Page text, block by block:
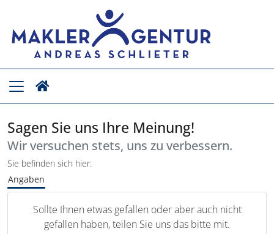
Sagen Sie uns Ihre Meinung!
Wir versuchen stets, uns zu verbessern.
Sie befinden sich hier:
Angaben
Sollte Ihnen etwas gefallen oder aber auch nicht
gefallen haben, teilen Sie uns das bitte mit.